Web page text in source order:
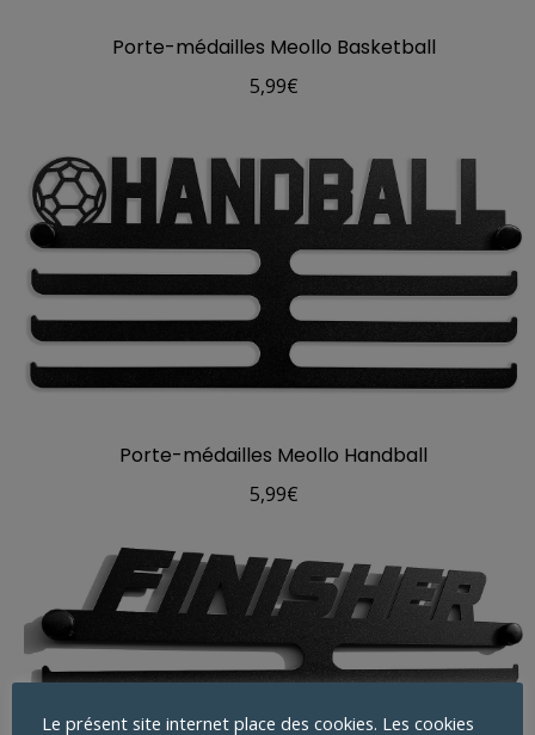
Porte-médailles Meollo Basketball
5,99€
Porte-médailles Meollo Handball
5,99€
Le présent site internet place des cookies. Les cookies